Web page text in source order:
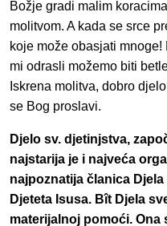
Božje gradi malim
molitvom. A kada se srce
koje može obasjati
mi odrasli možemo biti
Iskrena molitva, dobro
se Bog proslavi.
Djelo sv. djetinjstva,
najstarija je i najveća
najpoznatija članica Djela
Djeteta Isusa. Bît Djela
materijalnoj pomoći.